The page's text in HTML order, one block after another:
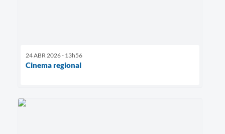
24 ABR 2026 - 13h56
Cinema regional